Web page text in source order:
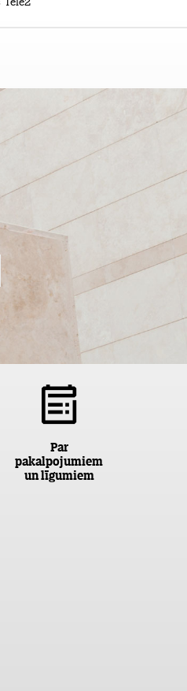
Par
pakalpojumiem
un līgumiem